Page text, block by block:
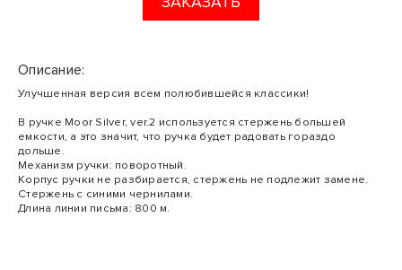
Описание:
Улучшенная версия всем полюбившейся классики!
В ручке Moor Silver, ver.2 используется стержень большей
емкости, а это значит, что ручка будет радовать гораздо
дольше.
Механизм ручки: поворотный.
Корпус ручки не разбирается, стержень не подлежит замене.
Стержень с синими чернилами.
Длина линии письма: 800 м.